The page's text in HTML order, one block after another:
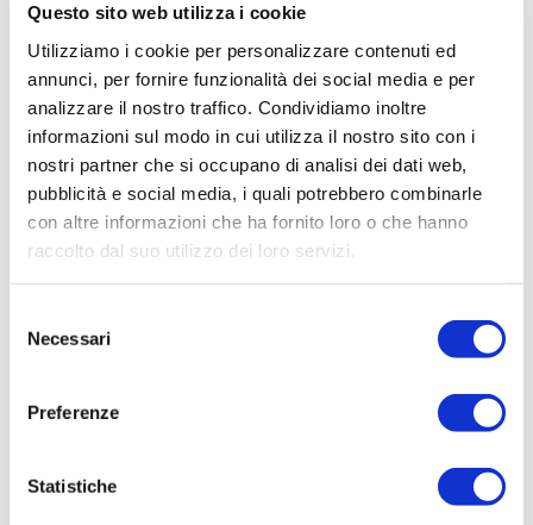
Questo sito web utilizza i cookie
Utilizziamo i cookie per personalizzare contenuti ed
annunci, per fornire funzionalità dei social media e per
analizzare il nostro traffico. Condividiamo inoltre
informazioni sul modo in cui utilizza il nostro sito con i
nostri partner che si occupano di analisi dei dati web,
pubblicità e social media, i quali potrebbero combinarle
con altre informazioni che ha fornito loro o che hanno
raccolto dal suo utilizzo dei loro servizi.
delNecessari
Preferenze
Statistiche
Oggetto:
SPESE PER LAVORO INTERINALE - Impiegato
ufficio amministrativo 3 livello CCNL
Federgasacqua
Codice Fiscale:
Procedura di scelta:
Affidamento ai sensi del Regolamento Generale
Aziendale per Lavori Servizi e Forniture
Aggiudicatario Nome:
Importo Aggiudicazione:
pronta